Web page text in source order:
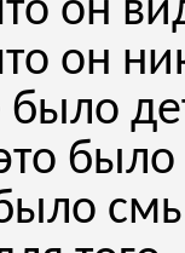
он
он
было